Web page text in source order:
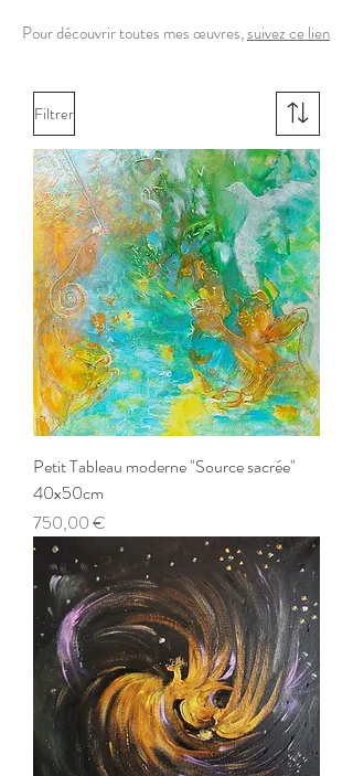
Pour découvrir toutes mes œuvres,suivez ce lien
Filtrer
Petit Tableau moderne "Source sacrée"
40x50cm
Prix
750,00 €